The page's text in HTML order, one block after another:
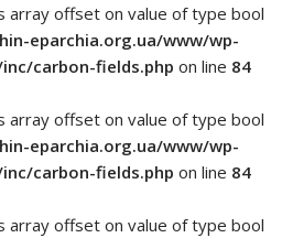
array offset on value of type bool
eparchia.org.ua/www/wp-
carbon-fields.php on line 84
array offset on value of type bool
eparchia.org.ua/www/wp-
carbon-fields.php on line 84
array offset on value of type bool